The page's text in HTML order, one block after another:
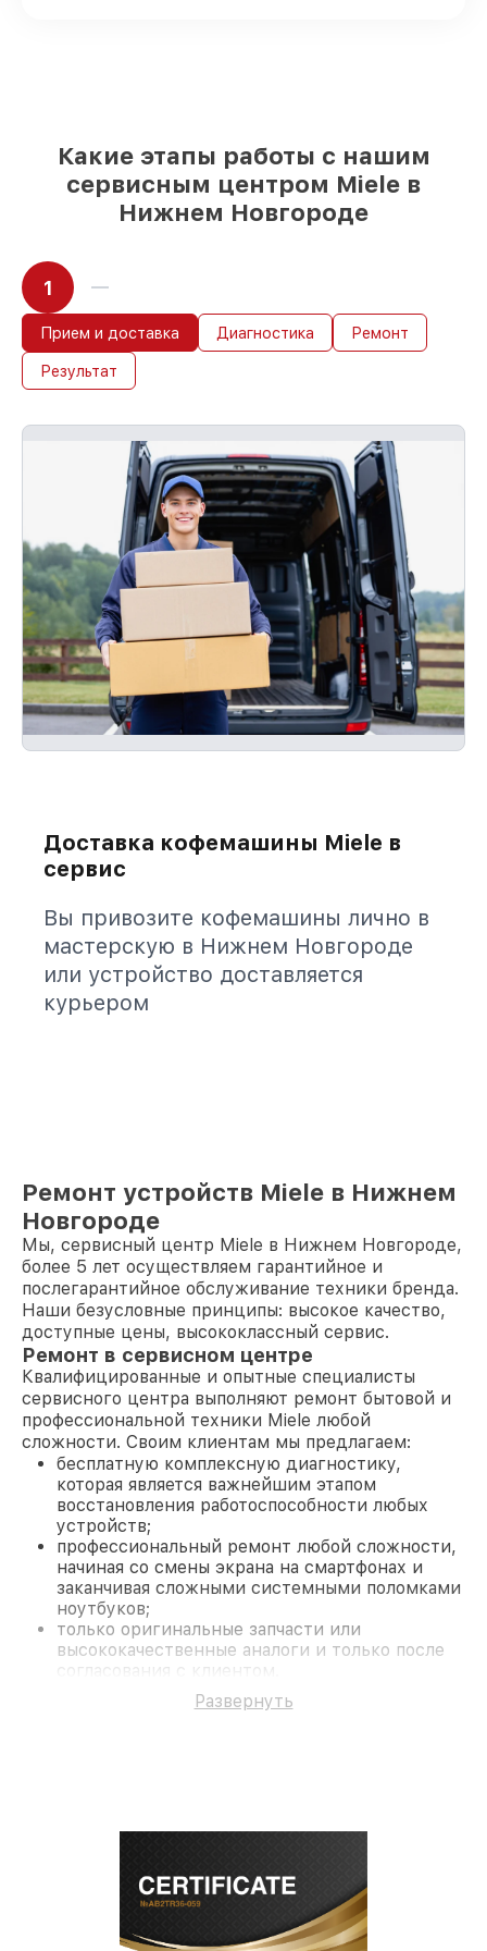
выполняются в течение пары часов, при
немедленном старте работ
Какие этапы работы с нашим
сервисным центром Miele в
Нижнем Новгороде
1
Прием и доставка Диагностика Ремонт
Результат
Доставка кофемашины Miele в
сервис
Вы привозите кофемашины лично в
мастерскую в Нижнем Новгороде
или устройство доставляется
курьером
Ремонт устройств Miele в Нижнем
Новгороде
Мы, сервисный центр Miele в Нижнем Новгороде,
более 5 лет осуществляем гарантийное и
послегарантийное обслуживание техники бренда.
Наши безусловные принципы: высокое качество,
доступные цены, высококлассный сервис.
Ремонт в сервисном центре
Квалифицированные и опытные специалисты
сервисного центра выполняют ремонт бытовой и
профессиональной техники Miele любой
сложности. Своим клиентам мы предлагаем:
бесплатную комплексную диагностику,
которая является важнейшим этапом
восстановления работоспособности любых
устройств;
профессиональный ремонт любой сложности,
начиная со смены экрана на смартфонах и
заканчивая сложными системными поломками
ноутбуков;
только оригинальные запчасти или
высококачественные аналоги и только после
согласования с клиентом.
На все работы и замененные комплектующие
предоставляется длительная гарантия. В случае
современное оборудование и
лицензированное ПО в ремонтно-
диагностических мастерских;
Развернуть